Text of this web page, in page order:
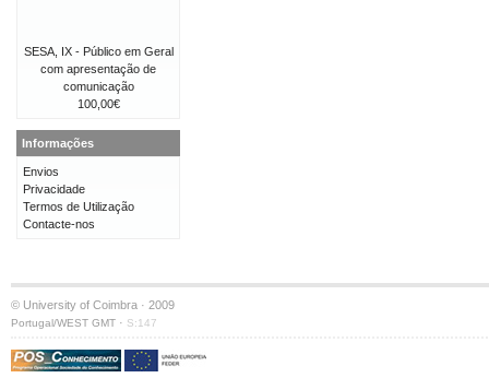
SESA, IX - Público em Geral
com apresentação de
comunicação
100,00€
Informações
Envios
Privacidade
Termos de Utilização
Contacte-nos
© University of Coimbra · 2009
Portugal/WEST GMT · S:147